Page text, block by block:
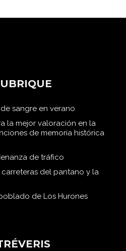
sangre en verano
la mejor valoración en la
de memoria histórica
de tráfico
del pantano y la
de Los Hurones